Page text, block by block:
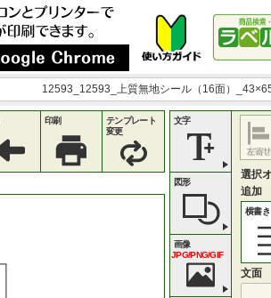
12593_12593_上質無地シール（16面）
印刷
テンプレート
変更
文字
図形
画像
JPG/PNG/GIF
選択
追加
横書き
文面